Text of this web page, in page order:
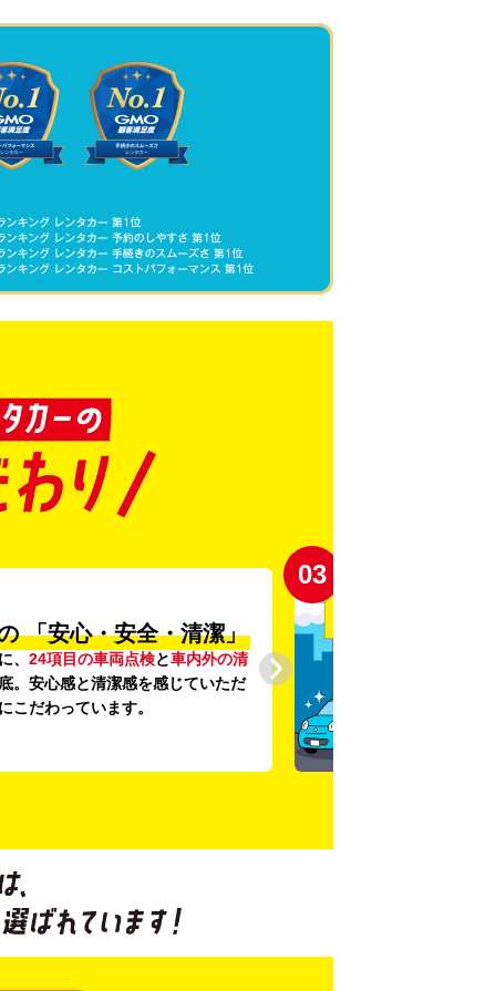
「安心・安全・清潔」
、 24項目の車両点検と車内外の清
。安心感と清潔感を感じていただ
こだわっています。
03